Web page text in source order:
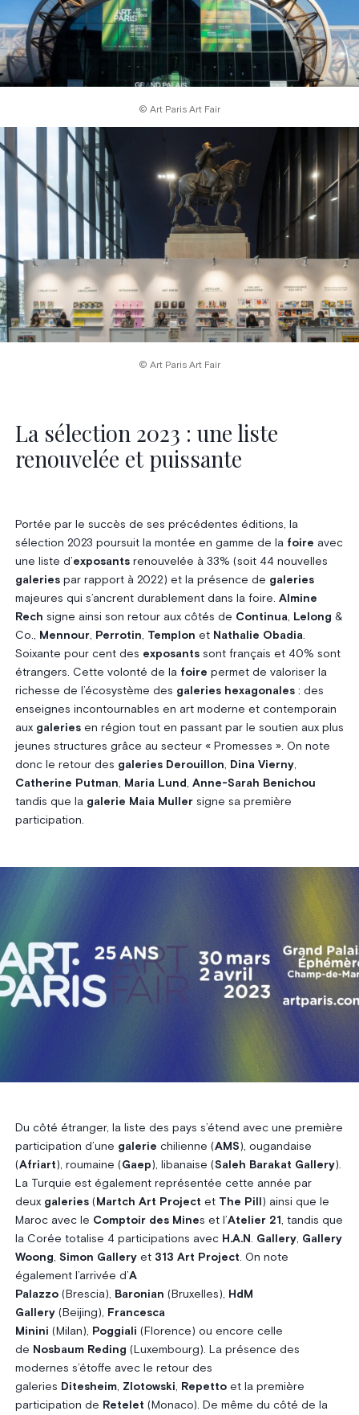
© Art Paris Art Fair
© Art Paris Art Fair
La sélection 2023 : une liste
renouvelée et puissante
Portée par le succès de ses précédentes éditions, la
sélection 2023 poursuit la montée en gamme de la foire avec
une liste d’exposantsrenouvelée à 33% (soit 44 nouvelles
galeriespar rapport à 2022) et la présence de galeries
majeures qui s’ancrent durablement dans la foire. Almine
Rech signe ainsi son retour aux côtés de Continua Lelong &
Co.,
Mennour, Perrotin Templon et Nathalie Obadia
Soixante pour cent des exposantssont français et 40% sont
étrangers. Cette volonté de la foire permet de valoriser la
richesse de l’écosystème des galeries hexagonales: des
enseignes incontournables en art moderne et contemporain
aux galeriesen région tout en passant par le soutien aux plus
jeunes structures grâce au secteur « Promesses ». On note
donc le retour des galeries Derouillon Dina Vierny,
Catherine Putman
Maria Lund
Anne-Sarah Benichou
tandis que la galerie Maia Mullersigne sa première
participation.
Du côté étranger, la liste des pays s’étend avec une première
participation d’une galerie chilienne (AMS ), ougandaise
(Afriart ), roumaine ( Gaep ), libanaise (Saleh Barakat Gallery).
La Turquie est également représentée cette année par
deux galeries( Martch Art Project et The Pill
) ainsi que le
Maroc avec le Comptoir des Mines et l’Atelier 21 , tandis que
la Corée totalise 4 participations avec H.A.N. Gallery, Gallery
Woong, Simon Galleryet 313 Art Project. On note
également l’arrivée d’A
Palazzo(Brescia), Baronian (Bruxelles), HdM
Gallery(Beijing), Francesca
Minini (Milan), Poggiali (Florence) ou encore celle
de Nosbaum Reding (Luxembourg). La présence des
modernes s’étoffe avec le retour des
galeries Ditesheim, Zlotowski, Repettoet la première
participation de Retelet (Monaco). De même du côté de la